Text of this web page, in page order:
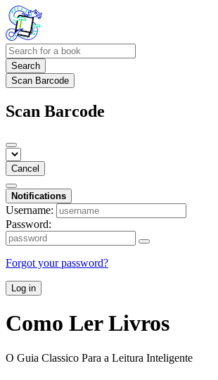
Search
Scan Barcode
Scan Barcode
Cancel
Notifications
Username:
Password:
Forgot your password?
Log in
Como Ler Livros
O Guia Classico Para a Leitura Inteligente